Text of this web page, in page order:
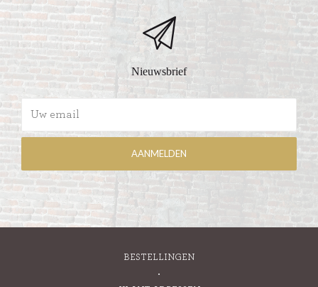
Nieuwsbrief
BESTELLINGEN